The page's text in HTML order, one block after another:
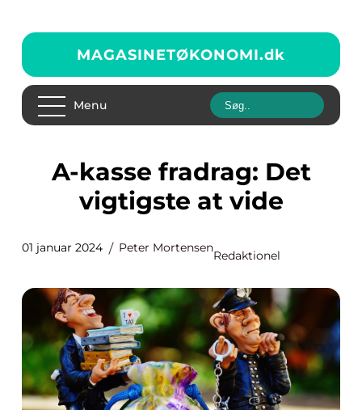
MAGASINETØKONOMI.dk
Menu
A-kasse fradrag: Det
vigtigste at vide
01 januar 2024 Peter Mortensen
Redaktionel